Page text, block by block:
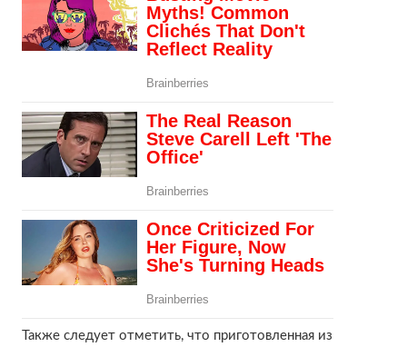
Также следует отметить, что приготовленная из